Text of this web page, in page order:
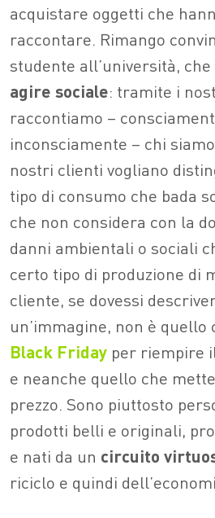
acquistare oggetti che
raccontare. Rimango
studente all’università, che
agire sociale: tramite i
raccontiamo –
inconsciamente – chi
nostri clienti vogliano
tipo di consumo che bada
che non considera con la
danni ambientali o sociali
certo tipo di produzione di
cliente, se dovessi
un’immagine, non è quello
Black Friday per riempire
e neanche quello che
prezzo. Sono piuttosto
prodotti belli e originali,
e nati da un circuito
riciclo e quindi